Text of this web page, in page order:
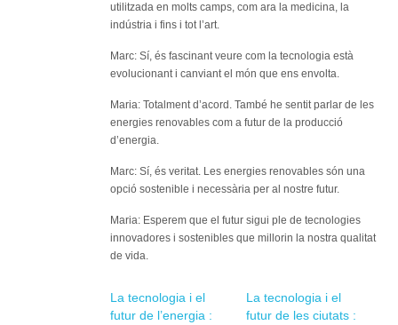
utilitzada en molts camps, com ara la medicina, la
indústria i fins i tot l’art.
Marc: Sí, és fascinant veure com la tecnologia està
evolucionant i canviant el món que ens envolta.
Maria: Totalment d’acord. També he sentit parlar de les
energies renovables com a futur de la producció
d’energia.
Marc: Sí, és veritat. Les energies renovables són una
opció sostenible i necessària per al nostre futur.
Maria: Esperem que el futur sigui ple de tecnologies
innovadores i sostenibles que millorin la nostra qualitat
de vida.
La tecnologia i el
futur de l’energia :
La tecnologia i el
futur de les ciutats :